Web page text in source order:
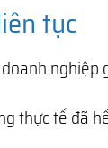
tục
nghiệp
thực tế đã